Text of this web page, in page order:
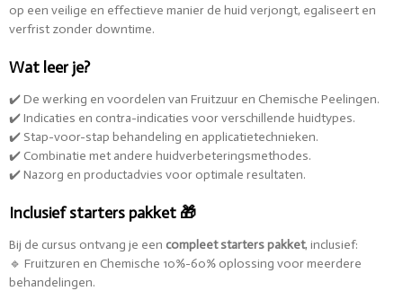
op een veilige en effectieve manier de huid verjongt, egaliseert en
verfrist zonder downtime.
Wat leer je?
✔️ De werking en voordelen van Fruitzuur en Chemische Peelingen.
✔️ Indicaties en contra-indicaties voor verschillende huidtypes.
✔️ Stap-voor-stap behandeling en applicatietechnieken.
✔️ Combinatie met andere huidverbeteringsmethodes.
✔️ Nazorg en productadvies voor optimale resultaten.
Inclusief starters pakket 🎁
Bij de cursus ontvang je een compleet starters pakket, inclusief:
🔹 Fruitzuren en Chemische 10%-60% oplossing voor meerdere
behandelingen.